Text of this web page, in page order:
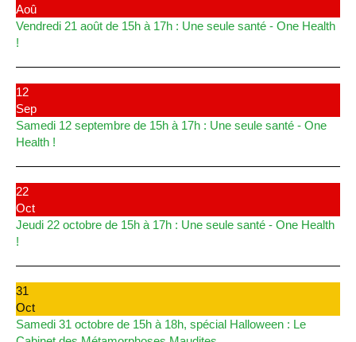
Aoû
Vendredi 21 août de 15h à 17h : Une seule santé - One Health
!
12
Sep
Samedi 12 septembre de 15h à 17h : Une seule santé - One
Health !
22
Oct
Jeudi 22 octobre de 15h à 17h : Une seule santé - One Health
!
31
Oct
Samedi 31 octobre de 15h à 18h, spécial Halloween : Le